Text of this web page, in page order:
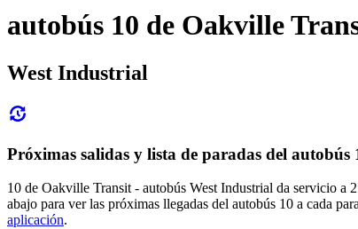
autobús 10 de Oakville
West Industrial
Próximas salidas y lista de paradas del
10 de Oakville Transit - autobús West Industrial da servicio a
abajo para ver las próximas llegadas del autobús 10 a cada
aplicación.